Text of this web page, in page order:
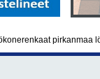
pirkanmaa